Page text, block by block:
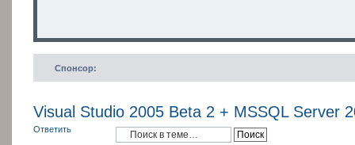
Спонсор:
Visual Studio 2005 Beta 2 + MSSQL Server
Ответить